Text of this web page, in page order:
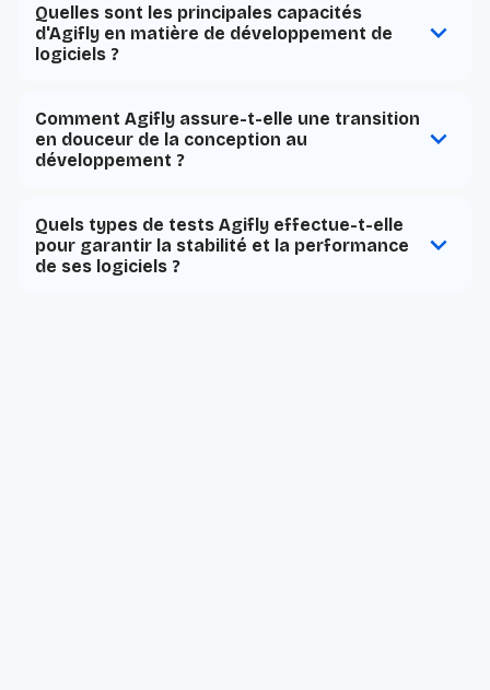
Quelles sont les principales capacités
d'Agifly en matière de développement de
logiciels ?
Comment Agifly assure-t-elle une transition
en douceur de la conception au
développement ?
Quels types de tests Agifly effectue-t-elle
pour garantir la stabilité et la performance
de ses logiciels ?